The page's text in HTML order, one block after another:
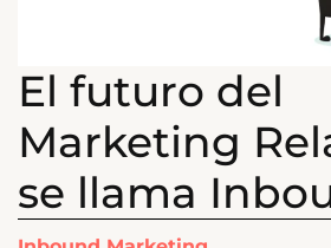
El futuro del
Marketing
se llama